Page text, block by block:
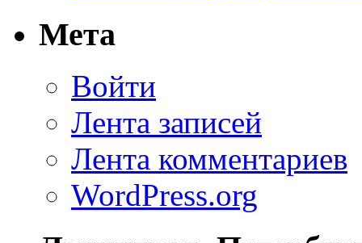
Мета
Войти
Лента записей
Лента комментариев
WordPress.org